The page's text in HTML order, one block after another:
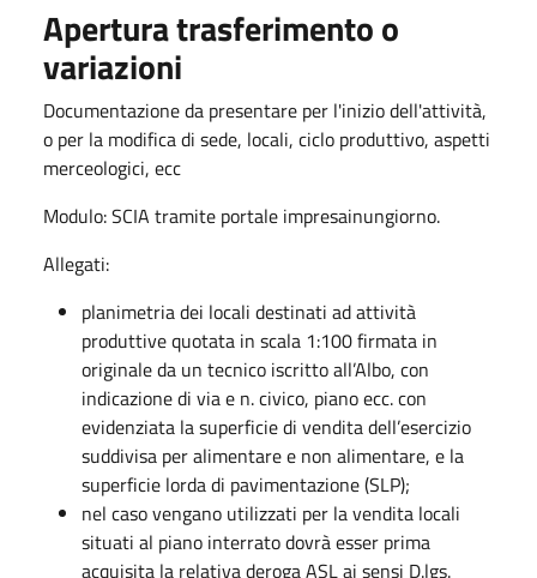
Apertura trasferimento o
variazioni
Documentazione da presentare per l'inizio dell'attività,
o per la modifica di sede, locali, ciclo produttivo, aspetti
merceologici, ecc
Modulo: SCIA tramite portale impresainungiorno.
Allegati:
planimetria dei locali destinati ad attività
produttive quotata in scala 1:100 firmata in
originale da un tecnico iscritto all’Albo, con
indicazione di via e n. civico, piano ecc. con
evidenziata la superficie di vendita dell’esercizio
suddivisa per alimentare e non alimentare, e la
superficie lorda di pavimentazione (SLP);
nel caso vengano utilizzati per la vendita locali
situati al piano interrato dovrà esser prima
acquisita la relativa deroga ASL ai sensi D.lgs.